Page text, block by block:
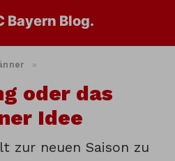
Bayern Blog.
»
oder das
Idee
zur neuen Saison zu